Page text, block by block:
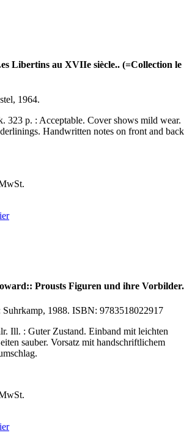
Libertins au XVIIe siècle.. (=Collection le
1964.
323 p. : Acceptable. Cover shows mild wear.
Handwritten notes on front and back
Prousts Figuren und ihre Vorbilder.
1988. ISBN: 9783518022917
Ill. : Guter Zustand. Einband mit leichten
sauber. Vorsatz mit handschriftlichem